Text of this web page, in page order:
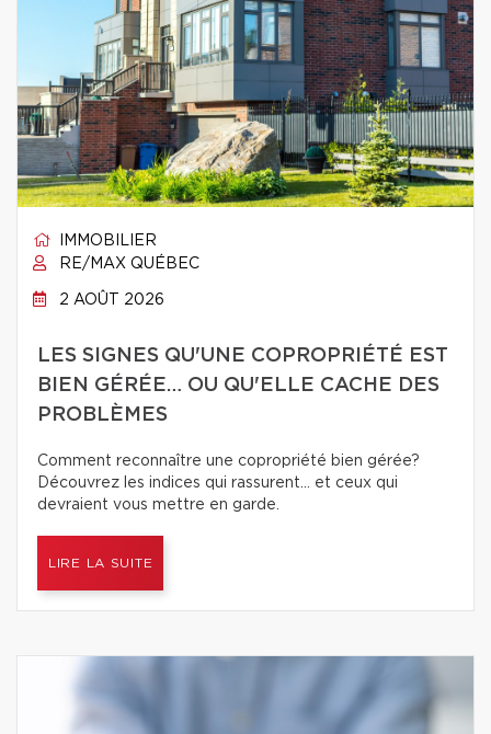
IMMOBILIER
RE/MAX QUÉBEC
2 AOÛT 2026
LES SIGNES QU'UNE COPROPRIÉTÉ EST
BIEN GÉRÉE… OU QU'ELLE CACHE DES
PROBLÈMES
Comment reconnaître une copropriété bien gérée?
Découvrez les indices qui rassurent… et ceux qui
devraient vous mettre en garde.
LIRE LA SUITE